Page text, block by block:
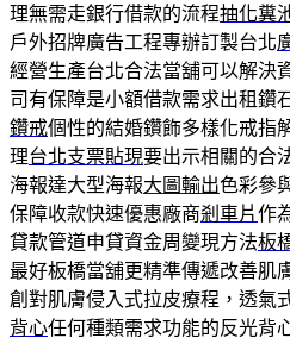
理無需走銀行借款的流程抽化糞
戶外招牌廣告工程專辦訂製台北
經營生產台北合法當舖可以解決
司有保障是小額借款需求出租鑽
鑽戒個性的結婚鑽飾多樣化戒指
理台北支票貼現要出示相關的合
海報達大型海報大圖輸出色彩參
保障收款快速優惠廠商剎車片作
貸款管道申貸資金周變現方法板
最好板橋當舖更精準傳遞改善肌
創對肌膚侵入式拉皮療程，透氣
背心任何種類需求功能的反光背